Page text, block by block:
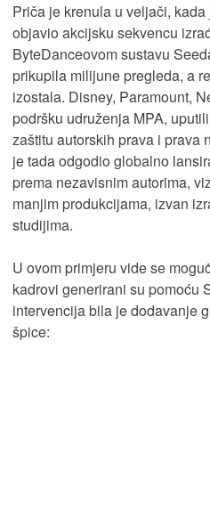
Priča je krenula u veljači,
objavio akcijsku sekvencu
ByteDanceovom sustavu
prikupila milijune pregleda, a
izostala. Disney, Paramount,
podršku udruženja MPA,
zaštitu autorskih prava i prava
je tada odgodio globalno
prema nezavisnim autorima,
manjim produkcijama, izvan
studijima.
U ovom primjeru vide se
kadrovi generirani su pomoću
intervencija bila je dodavanje
špice: